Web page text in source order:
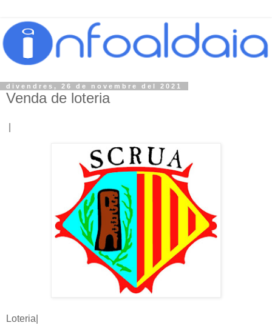
divendres, 26 de novembre del 2021
Venda de loteria
Loteria|